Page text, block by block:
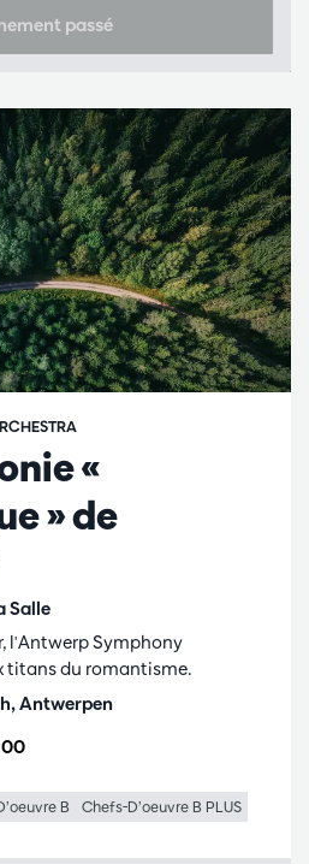
passé
«
» de
Salle
l'Antwerp Symphony
titans du romantisme.
Antwerpen
B Chefs-D’oeuvre B PLUS